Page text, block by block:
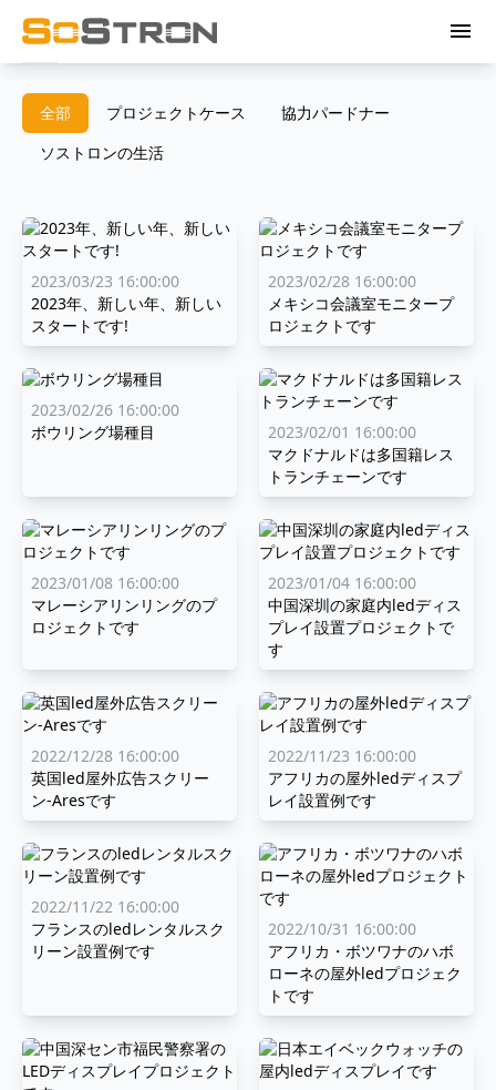
menu
全部 プロジェクトケース
協力パードナー
ソストロンの生活
2023/03/23 16:00:00
2023年、新しい年、新しい
スタートです!
2023/02/28 16:00:00
メキシコ会議室モニタープ
ロジェクトです
2023/02/26 16:00:00
ボウリング場種目
2023/02/01 16:00:00
マクドナルドは多国籍レス
トランチェーンです
2023/01/08 16:00:00
マレーシアリンリングのプ
ロジェクトです
2023/01/04 16:00:00
中国深圳の家庭内ledディス
プレイ設置プロジェクトで
す
2022/12/28 16:00:00
英国led屋外広告スクリー
ン-Aresです
2022/11/23 16:00:00
アフリカの屋外ledディスプ
レイ設置例です
2022/11/22 16:00:00
フランスのledレンタルスク
リーン設置例です
2022/10/31 16:00:00
アフリカ・ボツワナのハボ
ローネの屋外ledプロジェク
トです